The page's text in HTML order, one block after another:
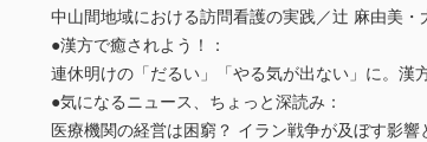
中山間地域における訪問看護の実践／辻 麻由美
●漢方で癒されよう！：
連休明けの「だるい」「やる気が出ない」に。漢
●気になるニュース、ちょっと深読み：
医療機関の経営は困窮？ イラン戦争が及ぼす影響